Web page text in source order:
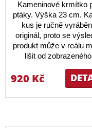
Kameninové krmítko
ptáky. Výška 23 cm.
kus je ručně
originál, proto se
produkt může v reálu
lišit od
920 Kč